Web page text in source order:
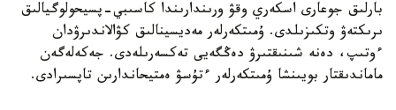
بارلىق جوعارى اسكەري وقۋ ورىندارىندا كاسىبي-پسيحولوگيالىق
ىرىكتەۋ وتكىزىلدى. ۇمىتكەرلەر مەديسينالىق كۋالاندىرۋدان
ءوتىپ، دەنە شىنىقتىرۋ دەڭگەيى تەكسەرىلەدى. جەكەلەگەن
ماماندىقتار بويىنشا ۇمىتكەرلەر ءتۇسۋ ەمتيحاندارىن تاپسىرادى.